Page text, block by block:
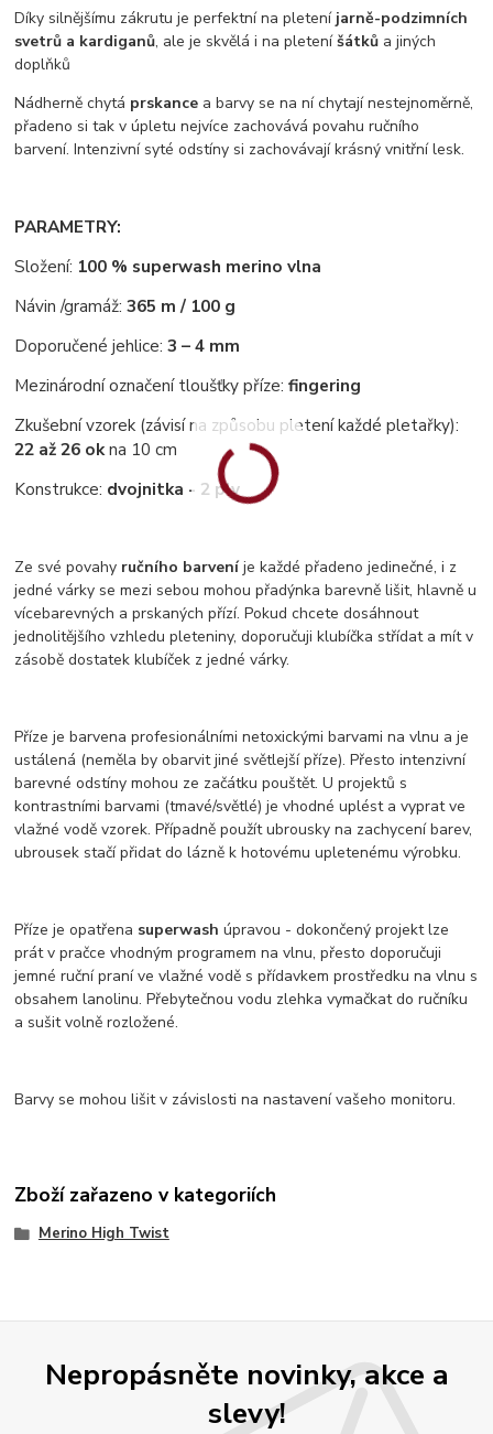
Díky silnějšímu zákrutu je perfektní na pletení jarně-podzimních
svetrů a kardiganů, ale je skvělá i na pleteníšátků a jiných
doplňků
Nádherně chytá prskance a barvy se na ní chytají nestejnoměrně,
přadeno si tak v úpletu nejvíce zachovává povahu ručního
barvení. Intenzivní syté odstíny si zachovávají krásný vnitřní lesk.
PARAMETRY:
Složení: 100 % superwash merino vlna
Návin /gramáž: 365 m / 100 g
Doporučené jehlice:3 – 4 mm
Mezinárodní označení tloušťky příze:fingering
Zkušební vzorek (závisí na způsobu pletení každé pletařky):
22 až 26 okna 10 cm
Konstrukce: dvojnitka - 2 ply
Ze své povahy ručního barveníje každé přadeno jedinečné, i z
jedné várky se mezi sebou mohou přadýnka barevně lišit, hlavně u
vícebarevných a prskaných přízí. Pokud chcete dosáhnout
jednolitějšího vzhledu pleteniny, doporučuji klubíčka střídat a mít v
zásobě dostatek klubíček z jedné várky.
Příze je barvena profesionálními netoxickými barvami na vlnu a je
ustálená (neměla by obarvit jiné světlejší příze). Přesto intenzivní
barevné odstíny mohou ze začátku pouštět. U projektů s
kontrastními barvami (tmavé/světlé) je vhodné uplést a vyprat ve
vlažné vodě vzorek. Případně použít ubrousky na zachycení barev,
ubrousek stačí přidat do lázně k hotovému upletenému výrobku.
Příze je opatřena superwash úpravou - dokončený projekt lze
prát v pračce vhodným programem na vlnu, přesto doporučuji
jemné ruční praní ve vlažné vodě s přídavkem prostředku na vlnu s
obsahem lanolinu. Přebytečnou vodu zlehka vymačkat do ručníku
a sušit volně rozložené.
Barvy se mohou lišit v závislosti na nastavení vašeho monitoru.
Zboží zařazeno v kategoriích
Merino High Twist
Nepropásněte novinky, akce a
slevy!